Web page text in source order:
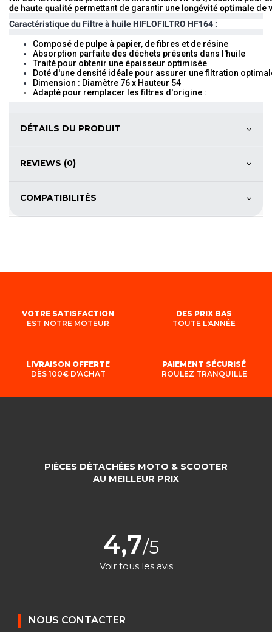
de haute qualité permettant de garantir une longévité optimale de
Caractéristique duFiltre à huile HIFLOFILTRO HF164 :
Composé de pulpe à papier, de fibres et de résine
Absorption parfaite des déchets présents dans l'huile
Traité pour obtenir une épaisseur optimisée
Doté d'une densité idéale pour assurer une filtration
Dimension : Diamètre 76 x Hauteur 54
Adapté pour remplacer les filtres d'origine :
DÉTAILS DU PRODUIT
REVIEWS (0)
COMPATIBILITÉS
VOTRE SATISFACTION
EST NOTRE MOTEUR
DES PRIX BAS
TOUTE L'ANNÉE
LIVRAISON OFFERTE
DÈS 100€ D'ACHAT
PAIEMENT SÉCURISÉ
ROULEZ TRANQUILLE
PIÈCES DÉTACHÉES MOTO & SCOOTER
AU MEILLEUR PRIX
4,7/5
Voir tous les avis
NOUS CONTACTER